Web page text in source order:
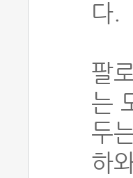
다.
팔
는
두
하